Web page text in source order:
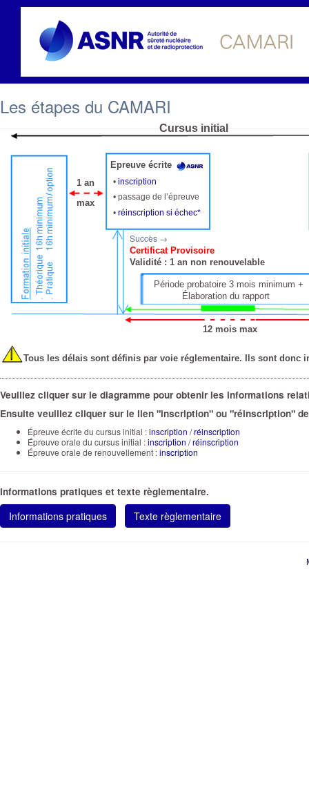
Les étapes du CAMARI
Succès →
Certificat Provisoire
Validité : 1 an non renouvelable
Période probatoire 3 mois minimum +
Élaboration du rapport
12 mois max
Cursus initial
1 an
max
Epreuve écrite
• inscription
• passage de l’épreuve
• réinscription si échec*
Tous les délais sont définis par voie réglementaire. Ils sont donc
I
Veuillez cliquer sur le diagramme pour obtenir les informations
Ensuite veuillez cliquer sur le lien "inscription" ou "réinscription"
Épreuve écrite du cursus initial :inscription /réinscription
Épreuve orale du cursus initial :inscription /réinscription
Épreuve orale de renouvellement :inscription
Informations pratiques et texte règlementaire.
Informations pratiques Texte règlementaire